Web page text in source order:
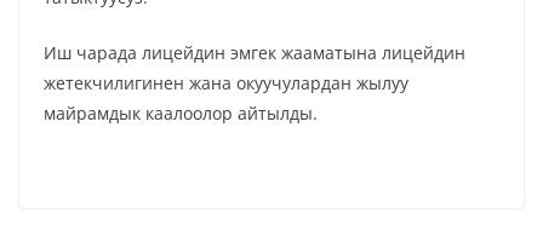
Иш чарада лицейдин эмгек жааматына лицейдин
жетекчилигинен жана окуучулардан жылуу
майрамдык каалоолор айтылды.